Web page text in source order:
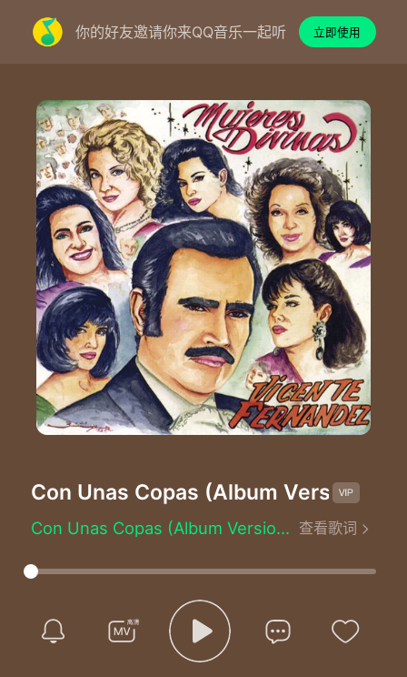
你的好友邀请你来QQ音乐一起听 立即使用
Con Unas Copas (Album Version)
Con Unas Copas (Album Version) - Vicente Fernández
Yo desde ahora para ti no soy el mismo
Y si no vuelves para mi será mejor
Con unas copas sepulte tu amor de cobre
查看歌词